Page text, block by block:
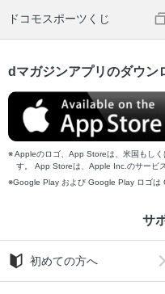
ドコモスポーツくじ
dマガジンアプリのダウン
Appleのロゴ、App Storeは、米国もし
す。 App Storeは、Apple Inc.のサービ
Google Play および Google Play ロゴは
サ
初めての方へ